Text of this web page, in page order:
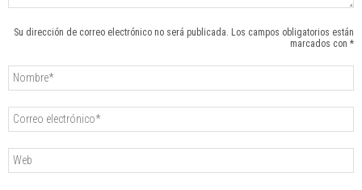
Su dirección de correo electrónico no será publicada. Los campos obligatorios están
marcados con *